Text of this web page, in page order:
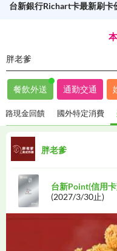
台新銀行Richart卡最新刷
胖老爹
餐飲外送 通勤交通
網購商家
路現金回饋 國外特定消費
胖老爹
台新Point(信用
(2027/3/30止)